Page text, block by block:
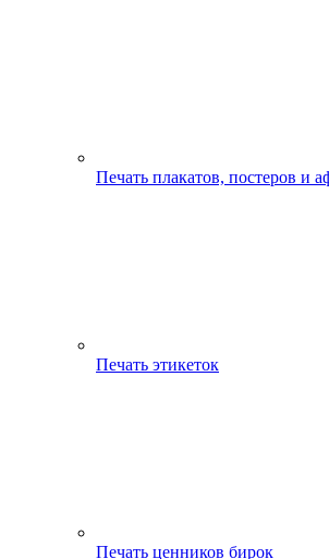
Печать плакатов, постеров и
Печать этикеток
Печать ценников бирок